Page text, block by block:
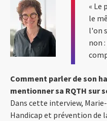
« Le
le
l'on
non
Comment parler de son
mentionner sa RQTH sur
Dans cette interview,
Handicap et prévention de